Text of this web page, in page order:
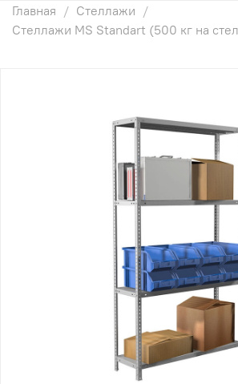
Главная
Стеллажи
Стеллажи MS Standart (500 кг на